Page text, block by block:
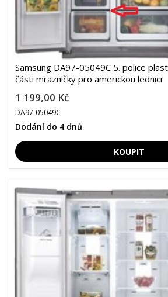
Samsung DA97-05049C 5. police
části mrazničky pro americkou lednici
1 199,00 Kč
DA97-05049C
Dodání do 4 dnů